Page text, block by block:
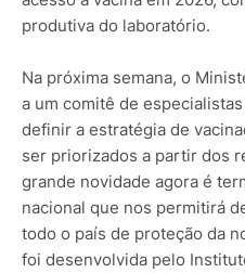
produtiva do laboratório.
Na próxima semana, o
a um comitê de
definir a estratégia de
ser priorizados a partir dos
grande novidade agora é
nacional que nos permitirá
todo o país de proteção da
foi desenvolvida pelo